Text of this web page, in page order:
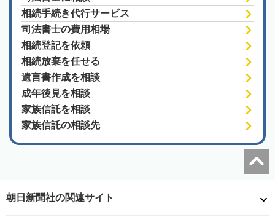
相続手続き代行サービス
司法書士の費用相場
相続登記を依頼
相続放棄を任せる
遺言書作成を相談
成年後見を相談
家族信託を相談
家族信託の相談先
朝日新聞社の関連サイト